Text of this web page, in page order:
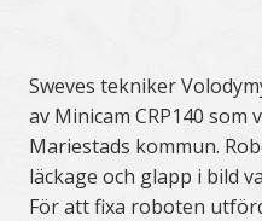
Sweves tekniker
av Minicam CRP140 som
Mariestads kommun.
läckage och glapp i bild
För att fixa roboten